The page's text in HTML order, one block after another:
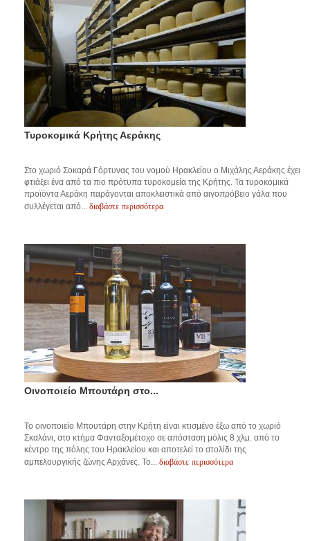
Τυροκομικά Κρήτης Αεράκης
Στο χωριό Σοκαρά Γόρτυνας του νομού Ηρακλείου ο Μιχάλης Αεράκης έχει
φτιάξει ένα από τα πιο πρότυπα τυροκομεία της Κρήτης. Τα τυροκομικά
προϊόντα Αεράκη παράγονται αποκλειστικά από αιγοπρόβειο γάλα που
συλλέγεται από... διαβάστε περισσότερα
Οινοποιείο Μπουτάρη στο...
Το οινοποιείο Μπουτάρη στην Κρήτη είναι κτισμένο έξω από το χωριό
Σκαλάνι, στο κτήμα Φανταξομέτοχο σε απόσταση μόλις 8 χλμ. από το
κέντρο της πόλης του Ηρακλείου και αποτελεί το στολίδι της
αμπελουργικής ζώνης Αρχάνες. Το... διαβάστε περισσότερα